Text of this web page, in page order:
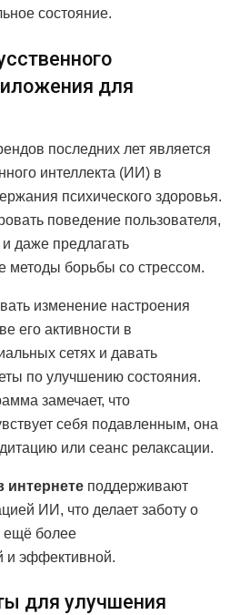
состояние.
для
последних лет является
интеллекта (ИИ) в
психического здоровья.
поведение пользователя,
даже предлагать
методы борьбы со стрессом.
изменение настроения
его активности в
сетях и давать
по улучшению состояния.
замечает, что
себя подавленным, она
или сеанс релаксации.
поддерживают
ИИ, что делает заботу о
ещё более
и эффективной.
для улучшения